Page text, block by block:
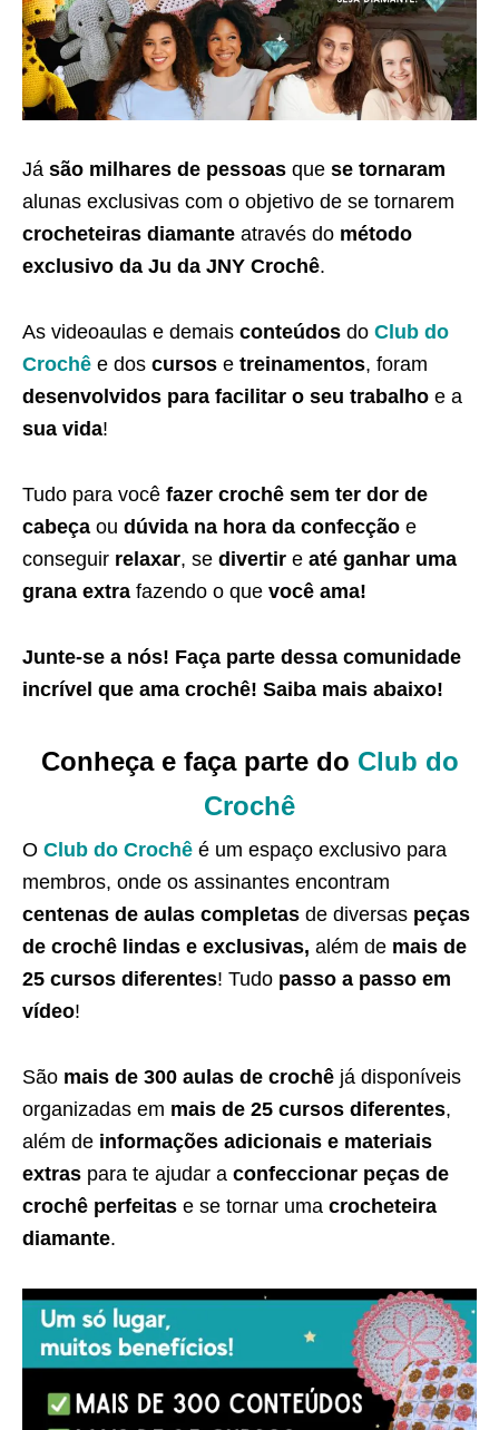
Já são milhares de pessoas que se tornaram
alunas exclusivas com o objetivo de se tornarem
crocheteiras diamante através do método
exclusivo da Ju da JNY Crochê.
As videoaulas e demais conteúdos do Club do
Crochê e dos cursos e treinamentos, foram
desenvolvidos para facilitar o seu trabalho e a
sua vida!
Tudo para você fazer crochê sem ter dor de
cabeça ou dúvida na hora da confecção e
conseguir relaxar, se divertir e até ganhar uma
grana extra fazendo o que você ama!
Junte-se a nós! Faça parte dessa comunidade
incrível que ama crochê! Saiba mais abaixo!
Conheça e faça parte do Club do
Crochê
O Club do Crochê é um espaço exclusivo para
membros, onde os assinantes encontram
centenas de aulas completas de diversas peças
de crochê lindas e exclusivas, além de mais de
25 cursos diferentes! Tudo passo a passo em
vídeo!
São mais de 300 aulas de crochê já disponíveis
organizadas em mais de 25 cursos diferentes,
além de informações adicionais e materiais
extras para te ajudar a confeccionar peças de
crochê perfeitas e se tornar uma crocheteira
diamante.